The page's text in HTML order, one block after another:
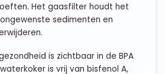
Het gaasfilter houdt het
sedimenten en
is zichtbaar in de BPA
is vrij van bisfenol A,